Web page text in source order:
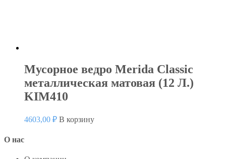
Мусорное ведро Merida Classic
металлическая матовая (12 Л.)
KIM410
4603,00 ₽ В корзину
О нас